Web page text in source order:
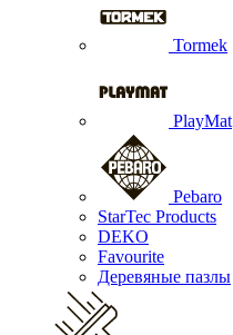
Tormek
PlayMat
Pebaro
StarTec Products
DEKO
Favourite
Деревяные пазлы